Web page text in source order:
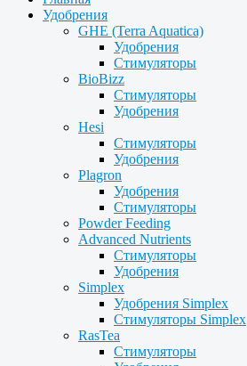
Удобрения
GHE (Terra Aquatica)
Удобрения
Стимуляторы
BioBizz
Стимуляторы
Удобрения
Hesi
Стимуляторы
Удобрения
Plagron
Удобрения
Стимуляторы
Powder Feeding
Advanced Nutrients
Стимуляторы
Удобрения
Simplex
Удобрения Simplex
Стимуляторы Simplex
RasTea
Стимуляторы